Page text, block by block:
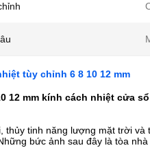
tùy chỉnh 6 8 10 12 mm
12 mm kính cách nhiệt cửa
thủy tinh năng lượng mặt trời
bức ảnh sau đây là tòa